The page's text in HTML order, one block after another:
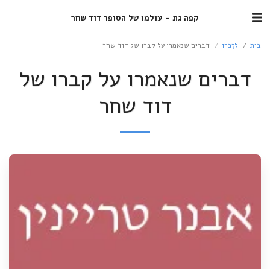
קפה גת - עולמו של הסופר דוד שחר
בית לזִכרוֹ דברים שנאמרו על קברו של דוד שחר
דברים שנאמרו על קברו של
דוד שחר